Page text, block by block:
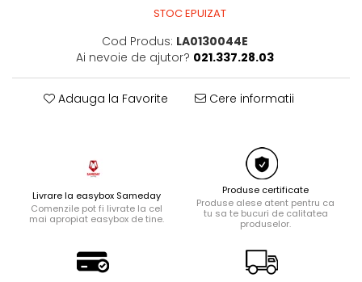
Aparate de curatat cu abur
Fiare, statii & aparate de calcat cu
Tehnica de birou
STOC EPUIZAT
Cod Produs: LA0130044E
Ai nevoie de ajutor? 021.337.28.03
Adauga la Favorite Cere informatii
Livrare la easybox Sameday
Comenzile pot fi livrate la cel
mai apropiat easybox de tine.
Produse certificate
Produse alese atent pentru ca
tu sa te bucuri de calitatea
produselor.